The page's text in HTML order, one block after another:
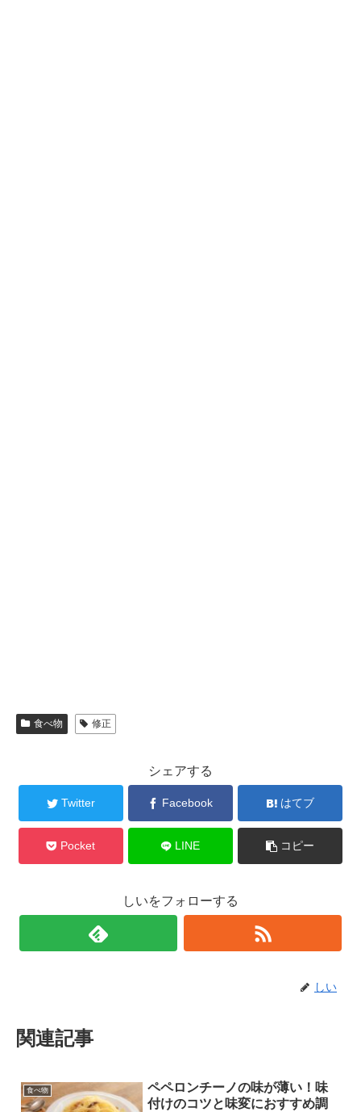
食べ物 修正
シェアする
Twitter Facebook はてブ
Pocket LINE コピー
しいをフォローする
しい
関連記事
食べ物
ペペロンチーノの味が薄い！味
付けのコツと味変におすすめ調